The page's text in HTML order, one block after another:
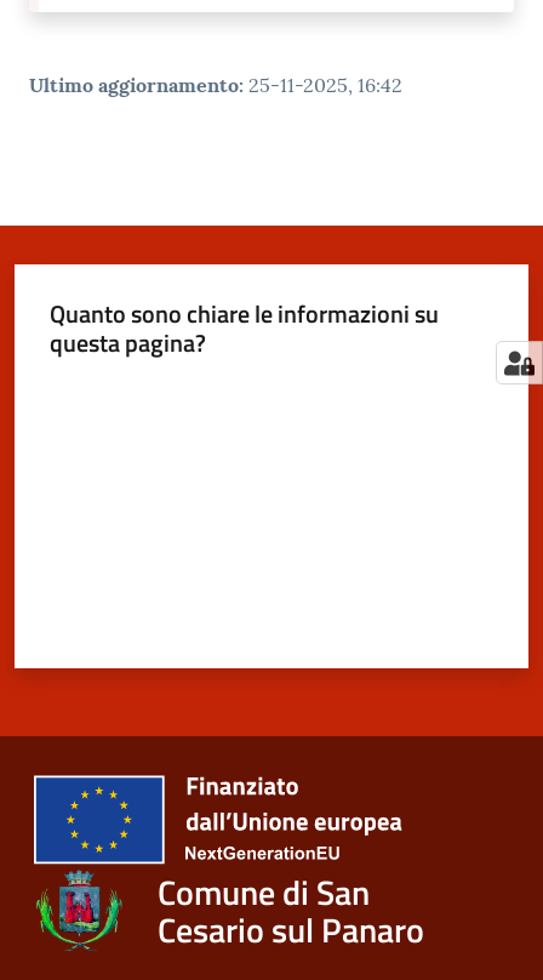
Ultimo aggiornamento: 25-11-2025, 16:42
Quanto sono chiare le informazioni su
questa pagina?
Comune di San
Cesario sul Panaro